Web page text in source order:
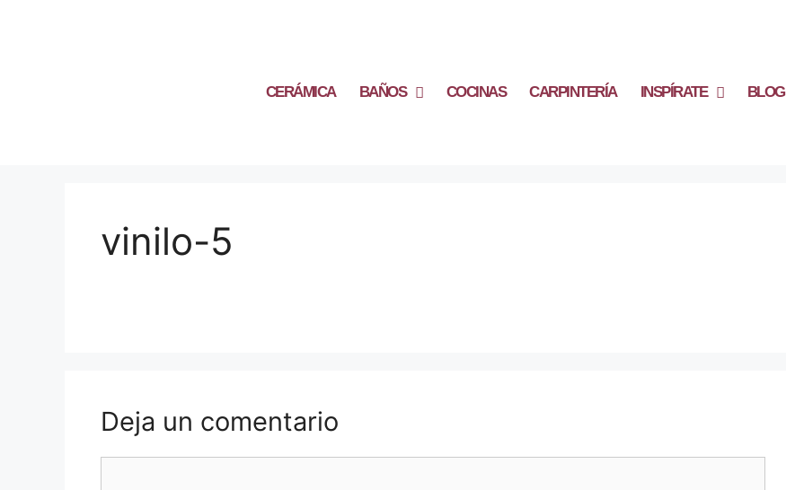
CERÁMICA BAÑOS COCINAS CARPINTERÍA INSPÍRATE BLOG
vinilo-5
Deja un comentario